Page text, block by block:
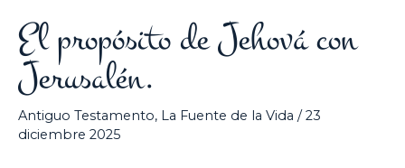
El propósito de Jehová con
Jerusalén.
Antiguo Testamento, La Fuente de la Vida /23
diciembre 2025